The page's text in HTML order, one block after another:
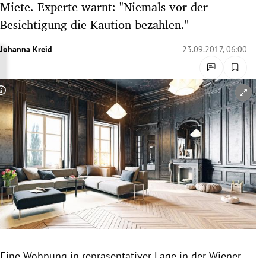
Untermenü
Untermenü
Untermenü
Untermenü
Untermenü
Untermenü
Untermenü
Miete. Experte warnt: "Niemals vor der
Besichtigung die Kaution bezahlen."
Johanna Kreid 23.09.2017, 06:00
Copyright-Hinweis öffnen/schließen